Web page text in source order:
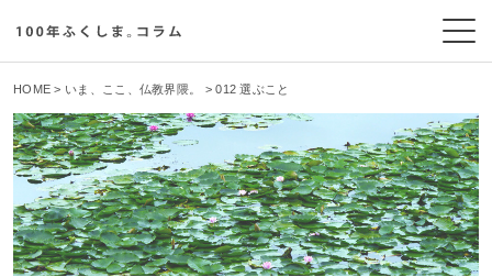
HOME > いま、ここ、仏教界隈。 > 012 選ぶこと